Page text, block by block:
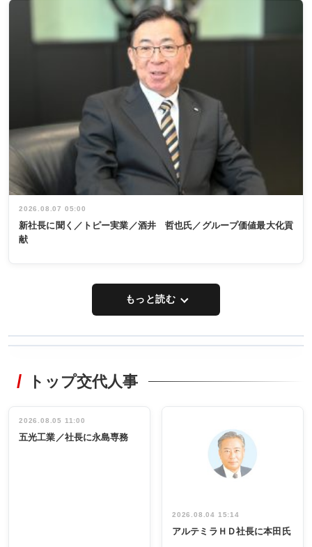
2026.08.07 05:00
新社長に聞く／トピー実業／酒井 哲也氏／グループ価値最大化貢
献
もっと読む
非鉄業界で
インタビュ
ー／社内ア
タックトレー
祝う 業界関
係者ら220人
出席
トップ交代人事
2026.08.05 11:00
五光工業／社長に永島専務
2026.08.04 15:14
アルテミラＨＤ社長に本田氏